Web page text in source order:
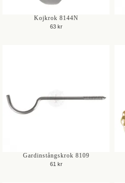
Kojkrok 8144N
63 kr
Gardinstångskrok 8109
61 kr